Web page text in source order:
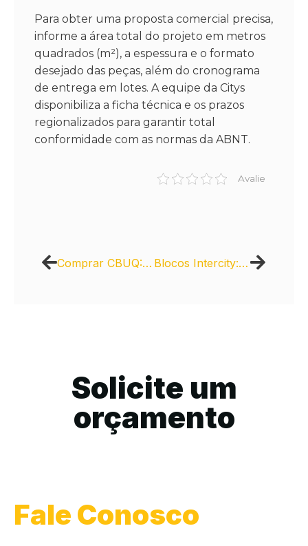
Para obter uma proposta comercial precisa,
informe a área total do projeto em metros
quadrados (m²), a espessura e o formato
desejado das peças, além do cronograma
de entrega em lotes. A equipe da Citys
disponibiliza a ficha técnica e os prazos
regionalizados para garantir total
conformidade com as normas da ABNT.
Avalie
Comprar CBUQ: Benefícios Econômicos e Ambientais Blocos Intercity: Versatilidade para obras públicas
Solicite um
orçamento
Fale Conosco